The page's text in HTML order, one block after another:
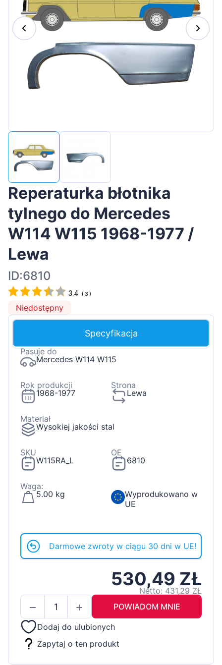
Magyar
Lietuvių
Português
Slovenian
Latvian
Reperaturka błotnika
tylnego do Mercedes
W114 W115 1968-1977 /
Lewa
ID:6810
3.4 (3 )
Niedostępny
Specyfikacja
Pasuje do
Mercedes W114 W115
Rok produkcji
1968-1977
Strona
Lewa
Materiał
Wysokiej jakości stal
SKU
W115RA_L
OE
6810
Waga:
5.00 kg
Wyprodukowano w
UE
Darmowe zwroty w ciągu 30 dni w UE!
530,49 ZŁ
Netto: 431,29 ZŁ
POWIADOM MNIE
Dodaj do ulubionych
Zapytaj o ten produkt